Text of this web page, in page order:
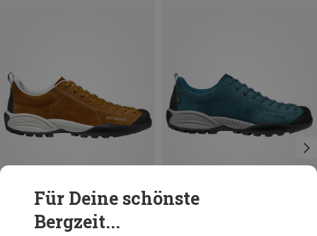
+17
37.5 38.5
39.5
Für Deine schönste
Bergzeit...